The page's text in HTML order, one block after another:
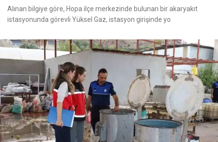
Alınan bilgiye göre, Hopa ilçe merkezinde bulunan bir akaryakıt
istasyonunda görevli Yüksel Gaz, istasyon girişinde yo